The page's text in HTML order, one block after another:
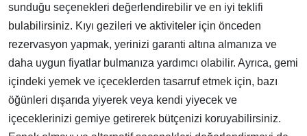
sunduğu seçenekleri değerlendirebilir ve en iyi teklifi
bulabilirsiniz. Kıyı gezileri ve aktiviteler için önceden
rezervasyon yapmak, yerinizi garanti altına almanıza ve
daha uygun fiyatlar bulmanıza yardımcı olabilir. Ayrıca, gemi
içindeki yemek ve içeceklerden tasarruf etmek için, bazı
öğünleri dışarıda yiyerek veya kendi yiyecek ve
içeceklerinizi gemiye getirerek bütçenizi koruyabilirsiniz.